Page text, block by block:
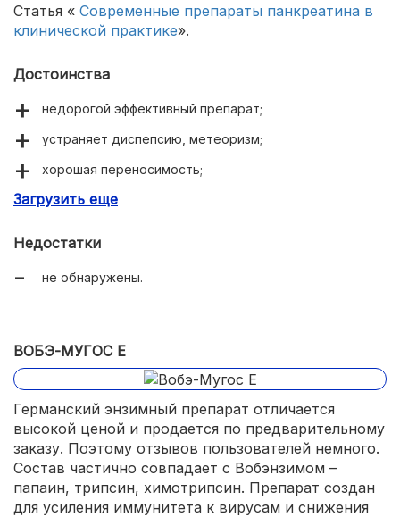
Статья « Современные препараты панкреатина в
клинической практике».
Достоинства
недорогой эффективный препарат;
устраняет диспепсию, метеоризм;
хорошая переносимость;
редко побочные действия.
Загрузить еще
Недостатки
не обнаружены.
ВОБЭ-МУГОС Е
Германский энзимный препарат отличается
высокой ценой и продается по предварительному
заказу. Поэтому отзывов пользователей немного.
Состав частично совпадает с Вобэнзимом –
папаин, трипсин, химотрипсин. Препарат создан
для усиления иммунитета к вирусам и снижения